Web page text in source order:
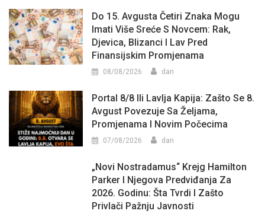
Do 15. Avgusta Četiri Znaka Mogu
Imati Više Sreće S Novcem: Rak,
Djevica, Blizanci I Lav Pred
Finansijskim Promjenama
08/08/2026 dan
Portal 8/8 Ili Lavlja Kapija: Zašto Se 8.
Avgust Povezuje Sa Željama,
Promjenama I Novim Počecima
07/08/2026 dan
„Novi Nostradamus“ Krejg Hamilton
Parker I Njegova Predviđanja Za
2026. Godinu: Šta Tvrdi I Zašto
Privlači Pažnju Javnosti